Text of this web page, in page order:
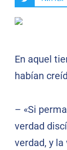
En aquel
habían
– «Si
verdad
verdad, y la